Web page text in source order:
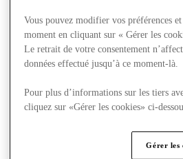
Vous pouvez modifier vos préférences
moment en cliquant sur « Gérer les
Le retrait de votre consentement
données effectué jusqu’à ce moment-là.
Pour plus d’informations sur les tiers
cliquez sur «Gérer les cookies» ci-
Gérer les